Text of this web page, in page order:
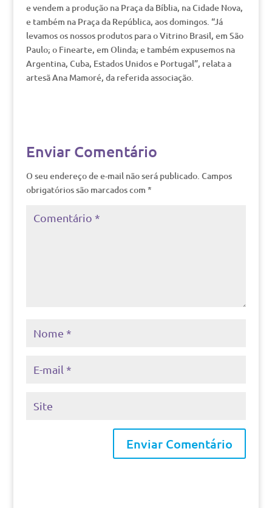
e vendem a produção na Praça da Bíblia, na Cidade Nova,
e também na Praça da República, aos domingos. “Já
levamos os nossos produtos para o Vitrino Brasil, em São
Paulo; o Finearte, em Olinda; e também expusemos na
Argentina, Cuba, Estados Unidos e Portugal”, relata a
artesã Ana Mamoré, da referida associação.
Enviar Comentário
O seu endereço de e-mail não será publicado. Campos
obrigatórios são marcados com *